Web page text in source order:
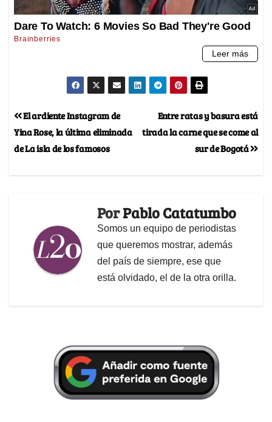
Entre ratas y basura está
tirada la carne que se come al
sur de Bogotá
El ardiente Instagram de
Yina Rose, la última eliminada
de La isla de los famosos
PorPablo Catatumbo
Somos un equipo de periodistas
que queremos mostrar, además
del país de siempre, ese que
está olvidado, el de la otra orilla.